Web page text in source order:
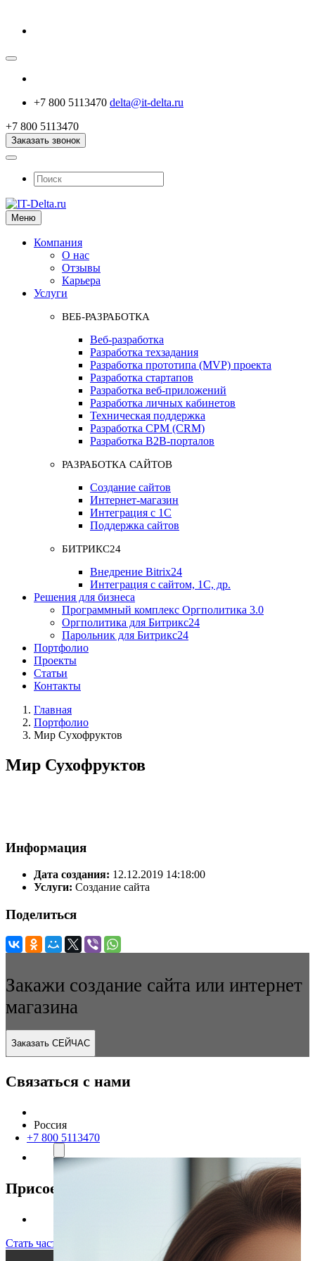
+7 800 5113470 delta@it-delta.ru
+7 800 5113470
Заказать звонок
Меню
Компания
О нас
Отзывы
Карьера
Услуги
ВЕБ-РАЗРАБОТКА
Веб-разработка
Разработка техзадания
Разработка прототипа (MVP) проекта
Разработка стартапов
Разработка веб-приложений
Разработка личных кабинетов
Техническая поддержка
Разработка СРМ (CRM)
Разработка B2B-порталов
РАЗРАБОТКА САЙТОВ
Создание сайтов
Интернет-магазин
Интеграция с 1С
Поддержка сайтов
БИТРИКС24
Внедрение Bitrix24
Интеграция с сайтом, 1С, др.
Решения для бизнеса
Программный комплекс Оргполитика 3.0
Оргполитика для Битрикс24
Парольник для Битрикс24
Портфолио
Проекты
Статьи
Контакты
Главная
Портфолио
Мир Сухофруктов
Мир Сухофруктов
Информация
Дата создания: 12.12.2019 14:18:00
Услуги: Создание сайта
Поделиться
Закажи создание сайта или интернет
магазина
Заказать СЕЙЧАС
Связаться с нами
Россия
+7 800 5113470
Присоединяйтесь к нам
Стать частью команды!